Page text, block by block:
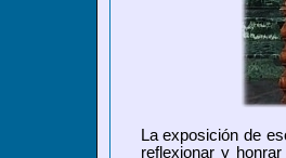
La exposición de
reflexionar y